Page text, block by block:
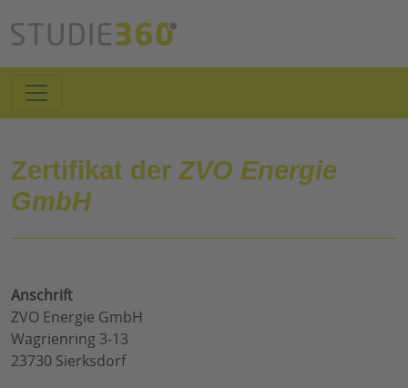
Zertifikat derZVO Energie
GmbH
Anschrift
ZVO Energie GmbH
Wagrienring 3-13
23730 Sierksdorf